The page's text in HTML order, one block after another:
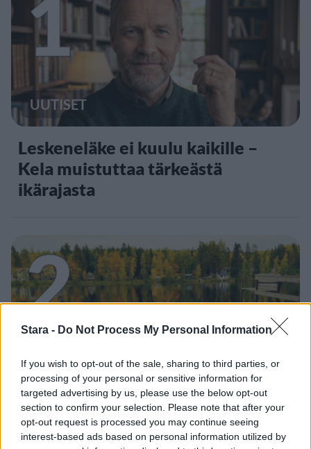
Stara - Do Not Process My Personal Information
If you wish to opt-out of the sale, sharing to third parties, or
processing of your personal or sensitive information for
targeted advertising by us, please use the below opt-out
section to confirm your selection. Please note that after your
opt-out request is processed you may continue seeing
interest-based ads based on personal information utilized by
1
UUTISET
Leskeneläke ei kuulu kaikille –
Kela muistuttaa tärkeästä
ikärajasta
2
VIIHDEUUTISET
Sääennuste ulottuu nyt
marraskuulle – tältä näyttää